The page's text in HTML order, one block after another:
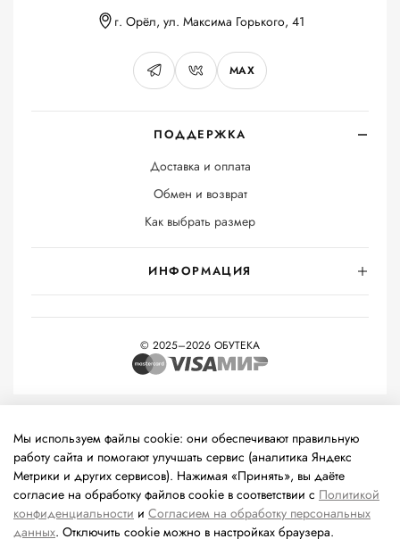
ПОДДЕРЖКА
Доставка и оплата
Обмен и возврат
Как выбрать размер
ИНФОРМАЦИЯ
г. Орёл, ул. Максима Горького, 41
MAX
© 2025–2026 ОБУТЕКА
технологии
(информационные технологии предоставления
информации на основе сбора, систематизации и анализа
сведений, относящихся к предпочтениям пользователей сети
«Интернет», находящихся на территории Российской
Федерации).
Мы используем файлы cookie: они обеспечивают правильную
работу сайта и помогают улучшать сервис (аналитика Яндекс
Метрики и других сервисов). Нажимая «Принять», вы даёте
согласие на обработку файлов cookie в соответствии с Политикой
конфиденциальности и Согласием на обработку персональных
данных. Отключить cookie можно в настройках браузера.